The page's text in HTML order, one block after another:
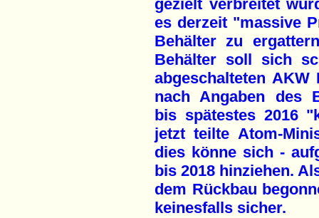
gezielt verbreitet
es derzeit "massive
Behälter zu
Behälter soll sich
abgeschalteten
nach Angaben des
bis spätestes 2016
jetzt teilte Atom-
dies könne sich -
bis 2018 hinziehen.
dem Rückbau
keinesfalls sicher.